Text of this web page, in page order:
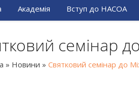
Академія Вступ до НАСОА
семінар
» Новини » Святковий семінар до